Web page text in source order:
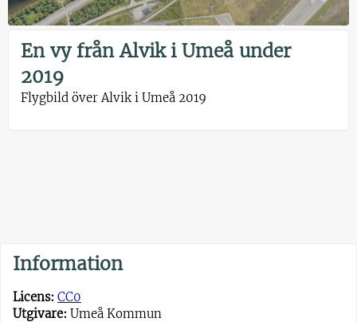
En vy från Alvik i Umeå under
2019
Flygbild över Alvik i Umeå 2019
Information
Licens: CC0
Utgivare: Umeå Kommun